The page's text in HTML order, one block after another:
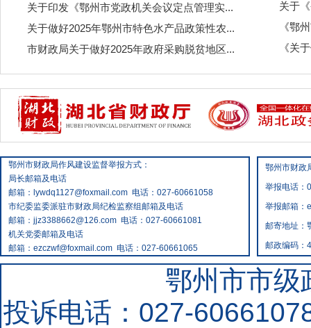
关于印发《鄂州市党政机关会议定点管理实...
关于做好2025年鄂州市特色水产品政策性农...
市财政局关于做好2025年政府采购脱贫地区...
关于
《鄂
《关
鄂州市财政局作风建设监督举报方式：
局长邮箱及电话
邮箱：lywdq1127@foxmail.com 电话：027-60661058
市纪委监委派驻市财政局纪检监察组邮箱及电话
邮箱：jjz3388662@126.com 电话：027-60661081
机关党委邮箱及电话
邮箱：ezczwf@foxmail.com 电话：027-60661065
鄂州市财政
举报电话：
举报邮箱：
邮寄地址：
邮政编码：
鄂州市市级
投诉电话：027-